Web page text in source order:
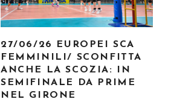
27/06/26 EUROPEI SCA
FEMMINILI/ SCONFITTA
ANCHE LA SCOZIA: IN
SEMIFINALE DA PRIME
NEL GIRONE